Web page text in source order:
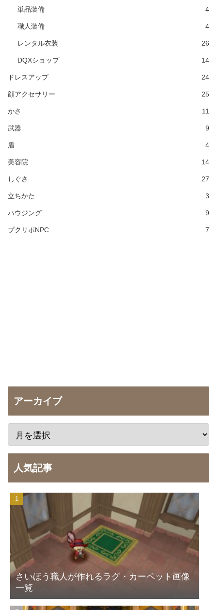
単品装備 4
職人装備 4
レンタル衣装 26
DQXショップ 14
ドレスアップ 24
顔アクセサリー 25
かさ 11
武器 9
盾 4
美容院 14
しぐさ 27
立ちかた 3
ハウジング 9
プクリポNPC 7
アーカイブ
人気記事
さいほう職人が作れるラグ・カーペット画像
一覧